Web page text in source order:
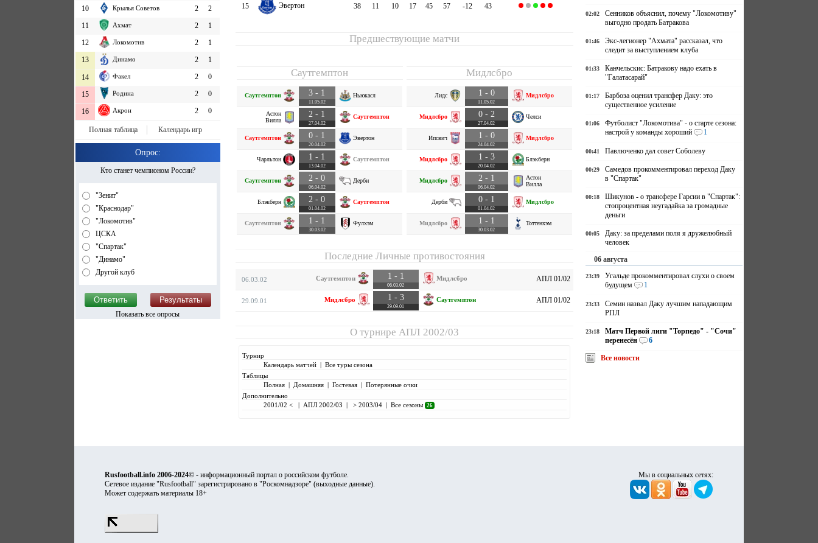
10
Крылья Советов 2
2
11
Ахмат 2
1
12
Локомотив 2
1
13
Динамо 2 1
14 Факел 2 0
15 Родина 2 0
16 Акрон 2 0
Полная таблица Календарь игр
Опрос:
Кто станет чемпионом России?
"Зенит"
"Краснодар"
"Локомотив"
ЦСКА
"Спартак"
"Динамо"
Другой клуб
Показать все опросы
15 Эвертон 38 11 10 17 45 57 -12 43
Предшествующие матчи
Саутгемптон
Саутгемптон 3 - 1
11.05.02
Ньюкасл
Астон
Вилла
2 - 1
27.04.02
Саутгемптон
Саутгемптон 0 - 1
20.04.02
Эвертон
Чарльтон 1 - 1
13.04.02
Саутгемптон
Саутгемптон 2 - 0
06.04.02
Дерби
Блэкберн 2 - 0
01.04.02
Саутгемптон
Саутгемптон 1 - 1
30.03.02
Фулхэм
Мидлсбро
Лидс 1 - 0
11.05.02
Мидлсбро
Мидлсбро 0 - 2
27.04.02
Челси
Ипсвич 1 - 0
24.04.02
Мидлсбро
Мидлсбро 1 - 3
20.04.02
Блэкберн
Мидлсбро 2 - 1
06.04.02
Астон
Вилла
Дерби 0 - 1
01.04.02
Мидлсбро
Мидлсбро 1 - 1
30.03.02
Тоттенхэм
Последние Личные противостояния
06.03.02 Саутгемптон 1 - 1
06.03.02
Мидлсбро АПЛ 01/02
29.09.01 Мидлсбро 1 - 3
29.09.01
Саутгемптон АПЛ 01/02
О турнире АПЛ 2002/03
Турнир
Календарь матчей| Все туры сезона
Таблицы
Полная| Домашняя| Гостевая| Потерянные очки
Дополнительно
2001/02 <
| АПЛ 2002/03 | > 2003/04| Все сезоны 26
02:02
Сенников объяснил, почему "Локомотиву"
выгодно продать Батракова
01:46
Экс-легионер "Ахмата" рассказал, что
следит за выступлением клуба
01:33
Канчельскис: Батракову надо ехать в
"Галатасарай"
01:17
Барбоза оценил трансфер Даку: это
существенное усиление
01:06
Футболист "Локомотива" - о старте сезона:
настрой у команды хороший
1
00:41 Павлюченко дал совет Соболеву
00:29
Самедов прокомментировал переход Даку
в "Спартак"
00:18
Шикунов - о трансфере Гарсии в "Спартак":
стопроцентная неугадайка за громадные
деньги
00:05
Даку: за пределами поля я дружелюбный
человек
06 августа
23:39
Угальде прокомментировал слухи о своем
будущем
1
23:33
Семин назвал Даку лучшим нападающим
РПЛ
23:18
Матч Первой лиги "Торпедо" - "Сочи"
перенесён
6
Все новости
Rusfootball.info 2006-2024© - информационный портал о российском футболе.
Сетевое издание "Rusfootball" зарегистрировано в "Роскомнадзоре" (выходные данные).
Может содержать материалы 18+
Мы в социальных сетях: